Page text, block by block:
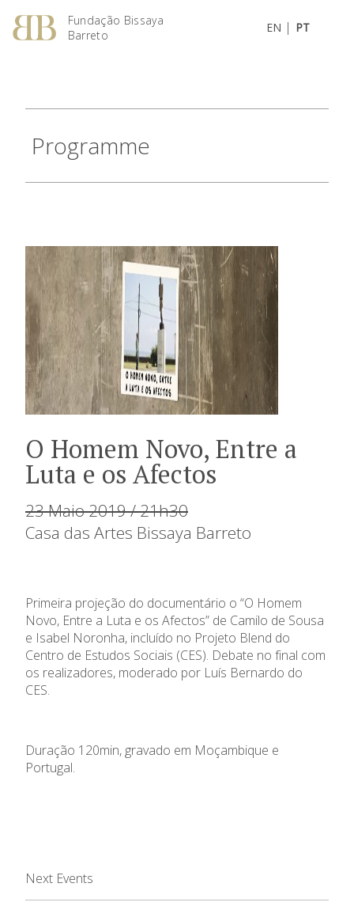
Fundação Bissaya
Barreto
EN | PT
Programme
O Homem Novo, Entre a
Luta e os Afectos
23 Maio 2019 / 21h30
Casa das Artes Bissaya Barreto
Primeira projeção do documentário o “O Homem
Novo, Entre a Luta e os Afectos” de Camilo de Sousa
e Isabel Noronha, incluído no Projeto Blend do
Centro de Estudos Sociais (CES). Debate no final com
os realizadores, moderado por Luís Bernardo do
CES.
Duração 120min, gravado em Moçambique e
Portugal.
Next Events